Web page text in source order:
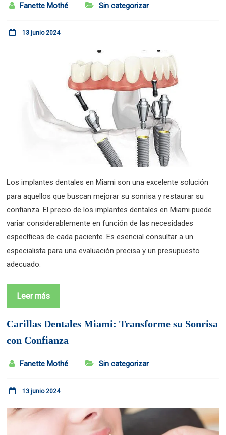
Fanette Mothé Sin categorizar
13 junio 2024
Los implantes dentales en Miami son una excelente solución
para aquellos que buscan mejorar su sonrisa y restaurar su
confianza. El precio de los implantes dentales en Miami puede
variar considerablemente en función de las necesidades
específicas de cada paciente. Es esencial consultar a un
especialista para una evaluación precisa y un presupuesto
adecuado.
Leer más
Carillas Dentales Miami: Transforme su Sonrisa
con Confianza
Fanette Mothé Sin categorizar
13 junio 2024